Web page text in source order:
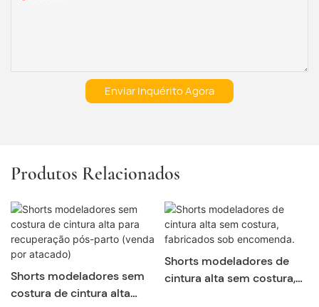
Enviar Inquérito Agora
Produtos Relacionados
Shorts modeladores sem
costura de cintura alta
Shorts modeladores de
cintura alta sem costura,